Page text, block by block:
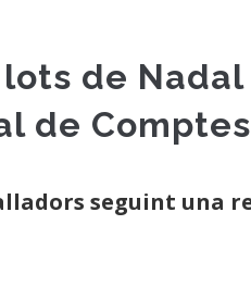
de
de Comptes
seguint una